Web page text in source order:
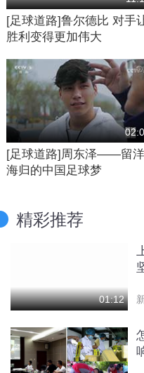
[足球道路]鲁尔德比 对手
胜利变得更加伟大
[足球道路]周东泽——留洋
海归的中国足球梦
精彩推荐
01:12